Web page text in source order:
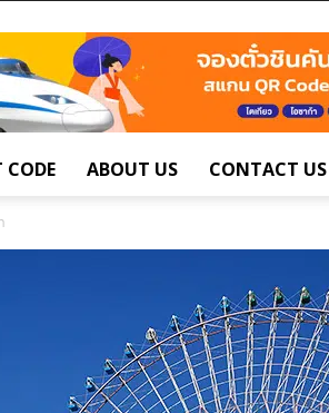
CODE ABOUT US CONTACT US